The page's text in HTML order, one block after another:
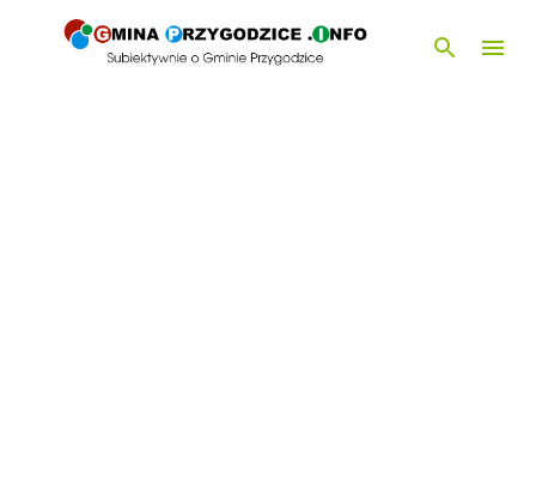
Przejdź do głównej zawartości